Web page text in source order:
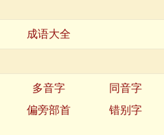
成语大全
多音字
同音字
偏旁部首
错别字